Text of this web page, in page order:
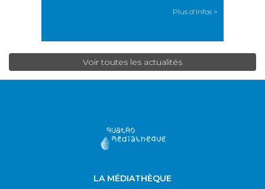
Plus d'infos >
Voir toutes les actualités
LA MÉDIATHÈQUE